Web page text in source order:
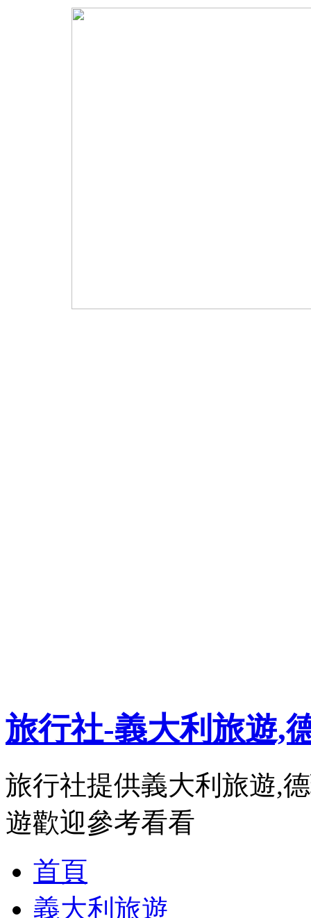
旅行社-義大利旅遊,
旅行社提供義大利旅遊,
遊歡迎參考看看
首頁
義大利旅遊